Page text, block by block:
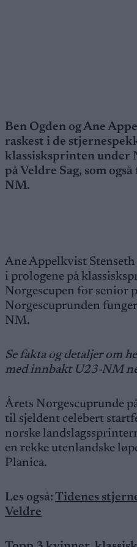
Ben Ogden og Ane
raskest i de
klassisksprinten under
på Veldre Sag, som
NM.
Ane Appelkvist Stenseth
i prologene på
Norgescupen for senior
Norgescuprunden
NM.
Se fakta og detaljer om
med innbakt U23-NM
Årets Norgescuprunde
til sjeldent celebert
norske
en rekke utenlandske
Planica.
Les også: Tidenes
Veldre